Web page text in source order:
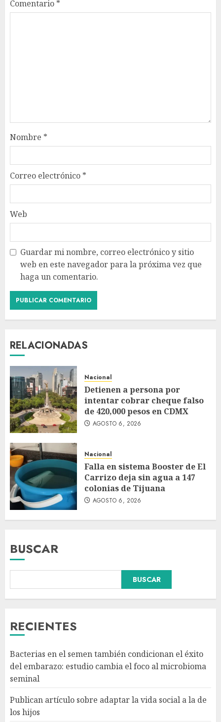
Comentario *
Nombre *
Correo electrónico *
Web
Guardar mi nombre, correo electrónico y sitio
web en este navegador para la próxima vez que
haga un comentario.
RELACIONADAS
Nacional
Detienen a persona por
intentar cobrar cheque falso
de 420,000 pesos en CDMX
AGOSTO 6, 2026
Nacional
Falla en sistema Booster de El
Carrizo deja sin agua a 147
colonias de Tijuana
AGOSTO 6, 2026
BUSCAR
BUSCAR
RECIENTES
Bacterias en el semen también condicionan el éxito
del embarazo: estudio cambia el foco al microbioma
seminal
Publican artículo sobre adaptar la vida social a la de
los hijos
3
Dos demandas contra Bad
4
¿Sería posible saber si un
ingenio artificial tiene
AGOSTO 6, 2026